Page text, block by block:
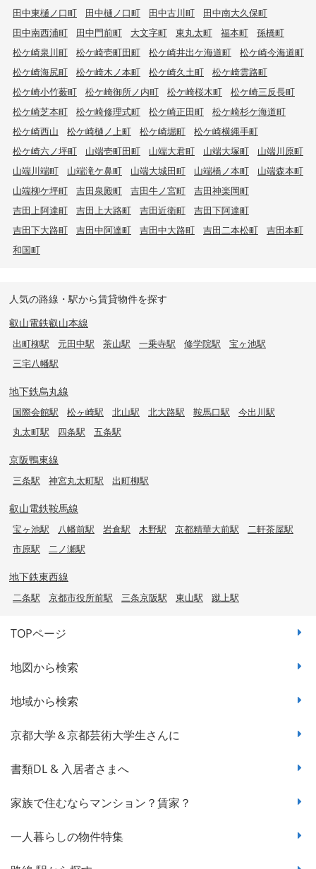
田中東樋ノ口町
田中樋ノ口町 田中古川町
田中南大久保町
田中南西浦町
田中門前町 大文字町 東丸太町 福本町
孫橋町
松ケ崎泉川町
松ケ崎壱町田町 松ケ崎井出ケ海道町
松ケ崎今海道町
松ケ崎海尻町
松ケ崎木ノ本町 松ケ崎久土町
松ケ崎雲路町
松ケ崎小竹薮町
松ケ崎御所ノ内町 松ケ崎桜木町
松ケ崎三反長町
松ケ崎芝本町
松ケ崎修理式町 松ケ崎正田町
松ケ崎杉ケ海道町
松ケ崎西山
松ケ崎樋ノ上町 松ケ崎堀町
松ケ崎横縄手町
松ケ崎六ノ坪町
山端壱町田町 山端大君町 山端大塚町
山端川原町
山端川端町
山端滝ケ鼻町 山端大城田町 山端橋ノ本町
山端森本町
山端柳ケ坪町
吉田泉殿町 吉田牛ノ宮町
吉田神楽岡町
吉田上阿達町
吉田上大路町 吉田近衛町
吉田下阿達町
吉田下大路町
吉田中阿達町 吉田中大路町 吉田二本松町
吉田本町
和国町
人気の路線・駅から賃貸物件を探す
叡山電鉄叡山本線
出町柳駅 元田中駅 茶山駅 一乗寺駅 修学院駅
宝ヶ池駅
三宅八幡駅
地下鉄烏丸線
国際会館駅 松ヶ崎駅 北山駅 北大路駅 鞍馬口駅
今出川駅
丸太町駅
四条駅 五条駅
京阪鴨東線
三条駅 神宮丸太町駅 出町柳駅
叡山電鉄鞍馬線
宝ヶ池駅 八幡前駅 岩倉駅 木野駅 京都精華大前駅
二軒茶屋駅
市原駅
二ノ瀬駅
地下鉄東西線
二条駅 京都市役所前駅 三条京阪駅 東山駅 蹴上駅
TOPページ
地図から検索
地域から検索
京都大学＆京都芸術大学生さんに
書類DL & 入居者さまへ
家族で住むならマンション？賃家？
一人暮らしの物件特集